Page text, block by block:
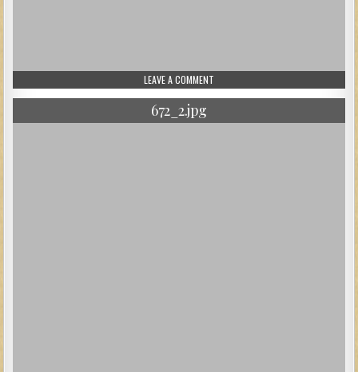
LEAVE A COMMENT
672_2.jpg